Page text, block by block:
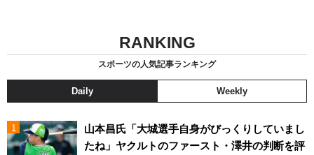
RANKING
スポーツの人気記事ランキング
Daily Weekly
山本昌氏「大城選手自身がびっくりしていまし
たね」ヤクルトのファースト・澤井の判断を評